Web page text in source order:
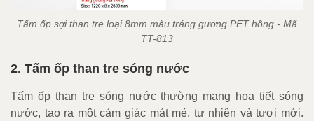
Tấm ốp sợi than tre loại 8mm màu tráng gương PET hồng - Mã
TT-813
2. Tấm ốp than tre sóng nước
Tấm ốp than tre sóng nước thường mang họa tiết sóng
nước, tạo ra một cảm giác mát mẻ, tự nhiên và tươi mới.